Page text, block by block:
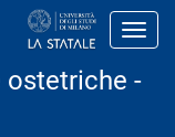
ostetriche -